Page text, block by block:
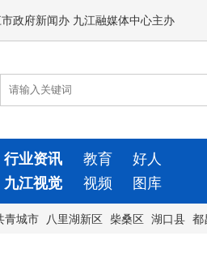
政府新闻办 九江融媒体中心主办
行业资讯 教育 好人
九江视觉 视频 图库
青城市 八里湖新区 柴桑区 湖口县 都